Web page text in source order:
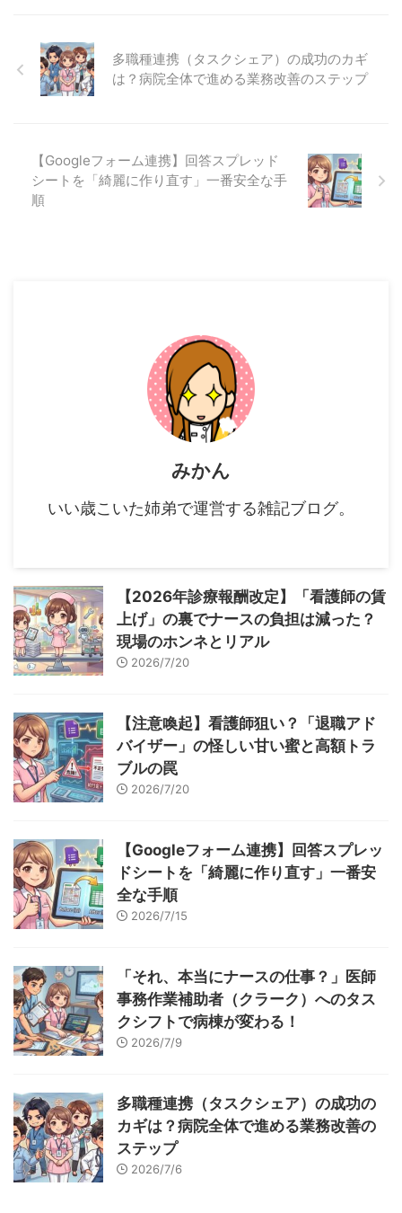
多職種連携（タスクシェア）の成功のカギ
は？病院全体で進める業務改善のステップ
【Googleフォーム連携】回答スプレッド
シートを「綺麗に作り直す」一番安全な手
順
みかん
いい歳こいた姉弟で運営する雑記ブログ。
【2026年診療報酬改定】「看護師の賃
上げ」の裏でナースの負担は減った？
現場のホンネとリアル
2026/7/20
【注意喚起】看護師狙い？「退職アド
バイザー」の怪しい甘い蜜と高額トラ
ブルの罠
2026/7/20
【Googleフォーム連携】回答スプレッ
ドシートを「綺麗に作り直す」一番安
全な手順
2026/7/15
「それ、本当にナースの仕事？」医師
事務作業補助者（クラーク）へのタス
クシフトで病棟が変わる！
2026/7/9
多職種連携（タスクシェア）の成功の
カギは？病院全体で進める業務改善の
ステップ
2026/7/6